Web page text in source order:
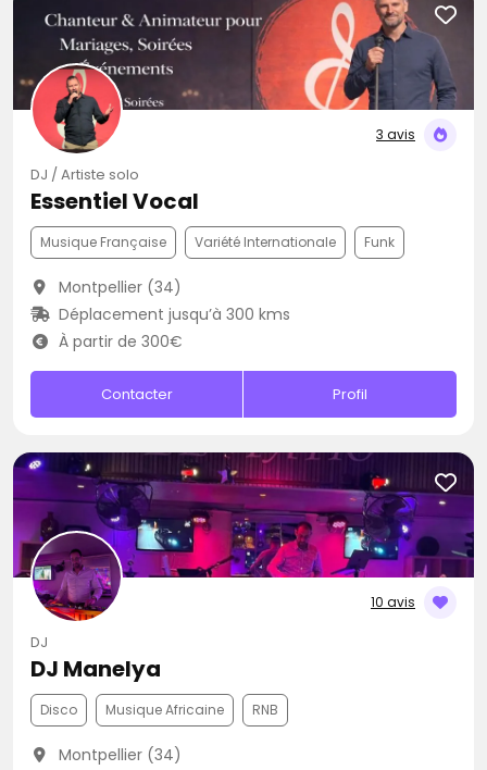
3 avis
DJ / Artiste solo
Essentiel Vocal
Musique Française Variété Internationale Funk
Montpellier (34)
Déplacement jusqu’à 300 kms
À partir de 300€
Contacter Profil
10 avis
DJ
DJ Manelya
Disco Musique Africaine RNB
Montpellier (34)